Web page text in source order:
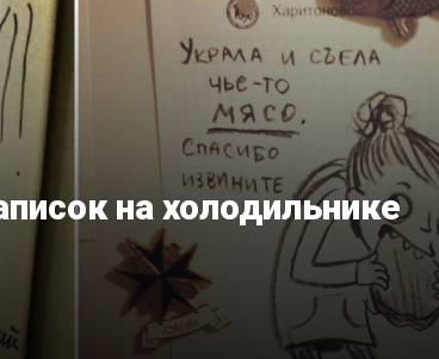
на холодильнике